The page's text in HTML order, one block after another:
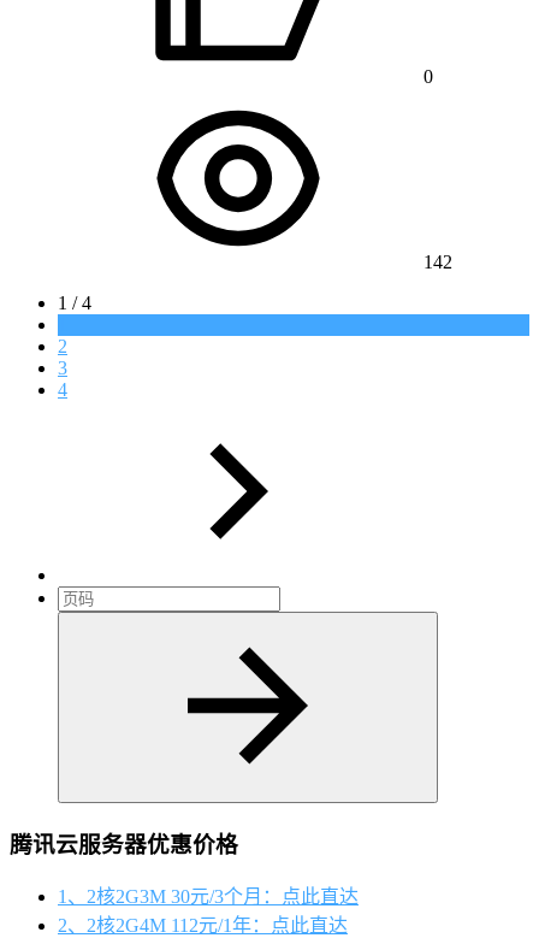
0
142
1 / 4
2
3
4
腾讯云服务器优惠价格
1、2核2G3M 30元/3个月：点此直达
2、2核2G4M 112元/1年：点此直达